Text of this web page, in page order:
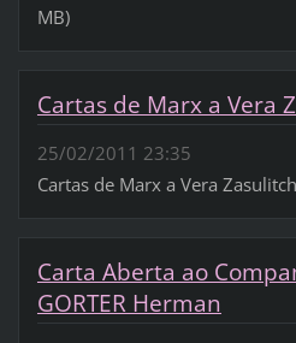
MB)
Cartas de Marx a Vera
25/02/2011 23:35
Cartas de Marx a Vera
Carta Aberta ao
GORTER Herman